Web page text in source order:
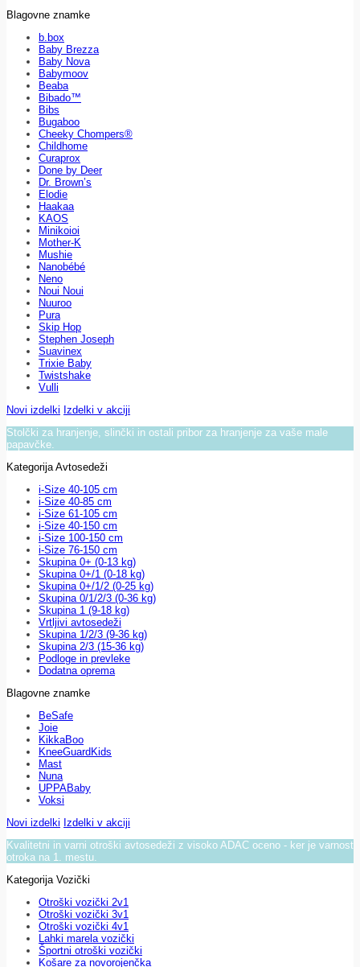
Blagovne znamke
b.box
Baby Brezza
Baby Nova
Babymoov
Beaba
Bibado™
Bibs
Bugaboo
Cheeky Chompers®
Childhome
Curaprox
Done by Deer
Dr. Brown’s
Elodie
Haakaa
KAOS
Minikoioi
Mother-K
Mushie
Nanobébé
Neno
Noui Noui
Nuuroo
Pura
Skip Hop
Stephen Joseph
Suavinex
Trixie Baby
Twistshake
Vulli
Novi izdelki Izdelki v akciji
Stolčki za hranjenje, slinčki in ostali pribor za hranjenje za vaše male
papavčke.
Kategorija Avtosedeži
i-Size 40-105 cm
i-Size 40-85 cm
i-Size 61-105 cm
i-Size 40-150 cm
i-Size 100-150 cm
i-Size 76-150 cm
Skupina 0+ (0-13 kg)
Skupina 0+/1 (0-18 kg)
Skupina 0+/1/2 (0-25 kg)
Skupina 0/1/2/3 (0-36 kg)
Skupina 1 (9-18 kg)
Vrtljivi avtosedeži
Skupina 1/2/3 (9-36 kg)
Skupina 2/3 (15-36 kg)
Podloge in prevleke
Dodatna oprema
Blagovne znamke
BeSafe
Joie
KikkaBoo
KneeGuardKids
Mast
Nuna
UPPABaby
Voksi
Novi izdelki Izdelki v akciji
Kvalitetni in varni otroški avtosedeži z visoko ADAC oceno - ker je varnost
otroka na 1. mestu.
Kategorija Vozički
Otroški vozički 2v1
Otroški vozički 3v1
Otroški vozički 4v1
Lahki marela vozički
Športni otroški vozički
Košare za novorojenčka